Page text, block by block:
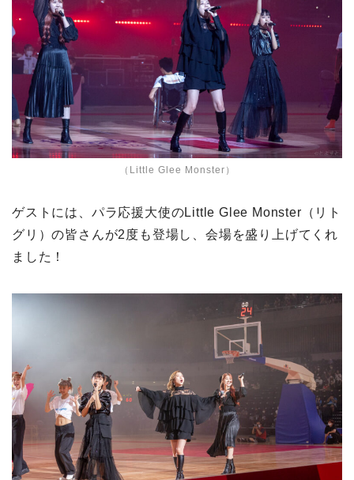
（Little Glee Monster）
ゲストには、パラ応援大使のLittle Glee Monster（リト
グリ）の皆さんが2度も登場し、会場を盛り上げてくれ
ました！